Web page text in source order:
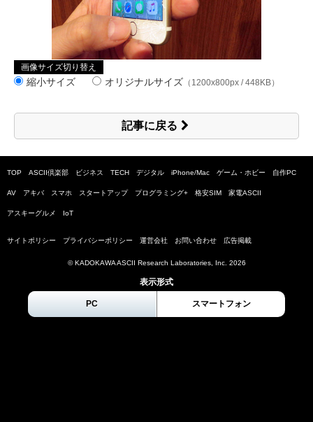
画像サイズ切り替え
縮小サイズ オリジナルサイズ （1200x800px / 448KB）
記事に戻る
TOP ASCII倶楽部 ビジネス TECH デジタル iPhone/Mac ゲーム・ホビー 自作PC
AV アキバ スマホ スタートアップ プログラミング+ 格安SIM 家電ASCII
アスキーグルメ IoT
サイトポリシー プライバシーポリシー 運営会社 お問い合わせ 広告掲載
© KADOKAWA ASCII Research Laboratories, Inc. 2026
表示形式
PC スマートフォン